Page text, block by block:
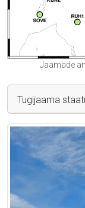
Jaamade
Tugijaama